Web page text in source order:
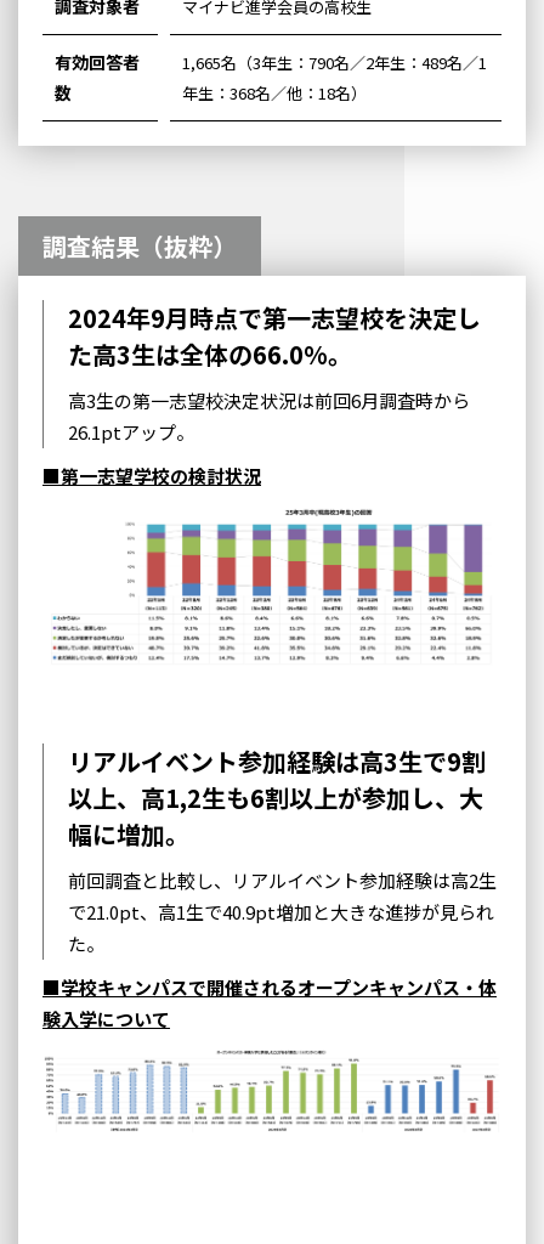
調査対象者 マイナビ進学会員の高校生
有効回答者
数
1,665名（3年生：790名／2年生：489名／1
年生：368名／他：18名）
調査結果（抜粋）
2024年9月時点で第一志望校を決定し
た高3生は全体の66.0%。
高3生の第一志望校決定状況は前回6月調査時から
26.1ptアップ。
■第一志望学校の検討状況
リアルイベント参加経験は高3生で9割
以上、高1,2生も6割以上が参加し、大
幅に増加。
前回調査と比較し、リアルイベント参加経験は高2生
で21.0pt、高1生で40.9pt増加と大きな進捗が見られ
た。
■学校キャンパスで開催されるオープンキャンパス・体
験入学について